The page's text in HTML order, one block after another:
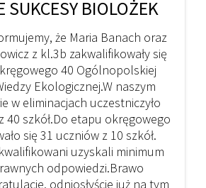
SUKCESY BIOLOŻEK
że Maria Banach oraz
z kl.3b zakwalifikowały się
40 Ogólnopolskiej
Ekologicznej.W naszym
w eliminacjach uczestniczyło
40 szkół.Do etapu okręgowego
się 31 uczniów z 10 szkół.
uzyskali minimum
odpowiedzi.Brawo
odniosłyście już na tym